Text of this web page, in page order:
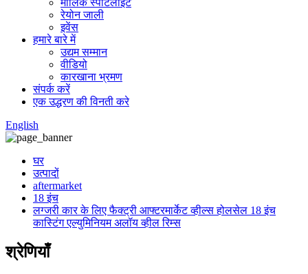
मालिक स्पॉटलाइट
रेयोन जाली
इवेंस
हमारे बारे में
उद्यम सम्मान
वीडियो
कारखाना भ्रमण
संपर्क करें
एक उद्धरण की विनती करे
English
घर
उत्पादों
aftermarket
18 इंच
लग्जरी कार के लिए फैक्ट्री आफ्टरमार्केट व्हील्स होलसेल 18 इंच
कास्टिंग एल्युमिनियम अलॉय व्हील रिम्स
श्रेणियाँ